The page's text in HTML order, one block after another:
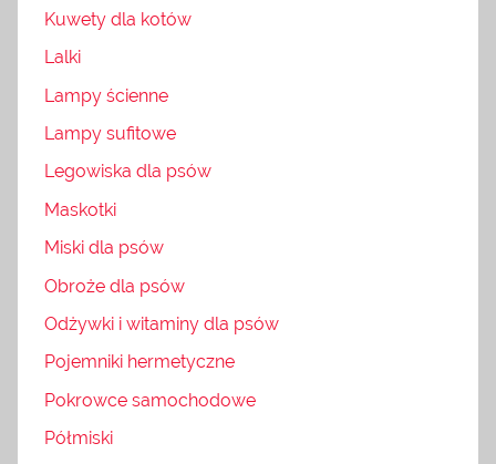
Kuwety dla kotów
Lalki
Lampy ścienne
Lampy sufitowe
Legowiska dla psów
Maskotki
Miski dla psów
Obroże dla psów
Odżywki i witaminy dla psów
Pojemniki hermetyczne
Pokrowce samochodowe
Półmiski